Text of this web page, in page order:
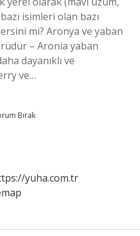
isimleri olan bazı
mi? Aronya ve yaban
– Aronia yaban
dayanıklı ve
ve…
Bırak
yuha.com.tr